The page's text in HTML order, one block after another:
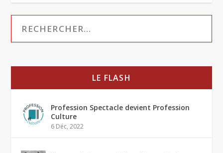
LE FLASH
Profession Spectacle devient Profession
Culture
6 Déc, 2022